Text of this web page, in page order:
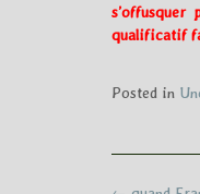
qualificatif
Posted in